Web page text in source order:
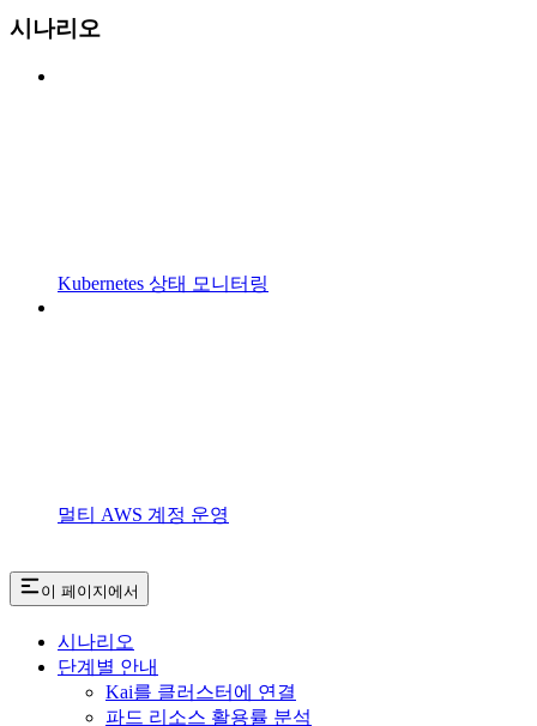
시나리오
Kubernetes 상태 모니터링
멀티 AWS 계정 운영
이 페이지에서
시나리오
단계별 안내
Kai를 클러스터에 연결
파드 리소스 활용률 분석